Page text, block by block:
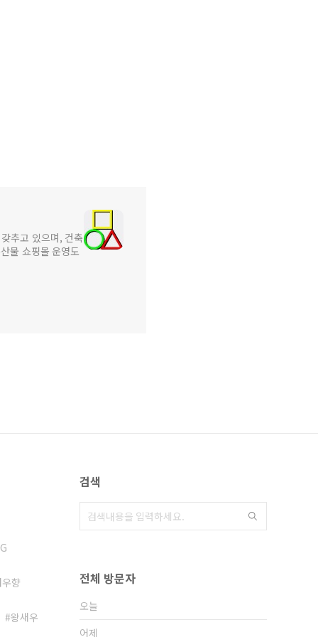
추고 있으며, 건축
물 쇼핑몰 운영도
향
왕새우
검색
전체 방문자
오늘
어제